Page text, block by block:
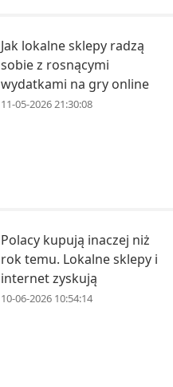
Jak lokalne sklepy radzą
sobie z rosnącymi
wydatkami na gry online
11-05-2026 21:30:08
Polacy kupują inaczej niż
rok temu. Lokalne sklepy i
internet zyskują
10-06-2026 10:54:14